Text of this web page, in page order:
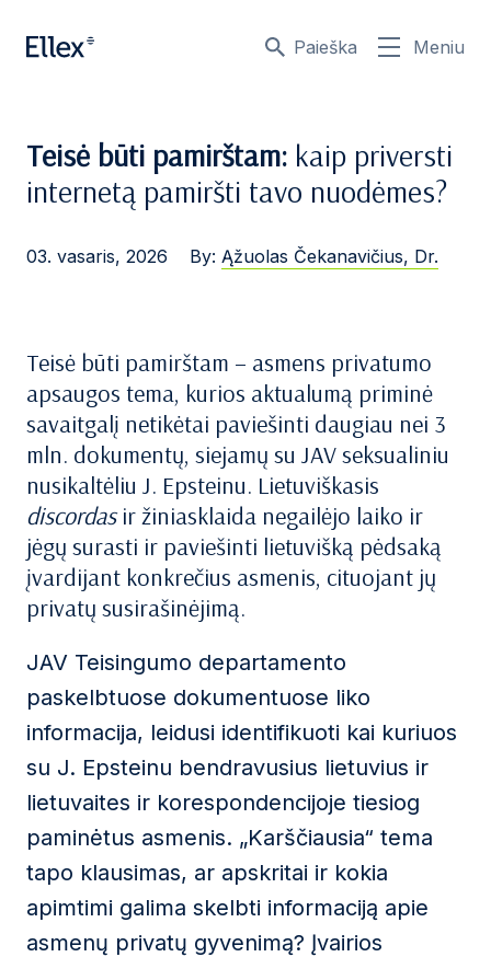
Paieška Meniu
Teisė būti pamirštam: kaip priversti
internetą pamiršti tavo nuodėmes?
03. vasaris, 2026 By: Ąžuolas Čekanavičius, Dr.
Teisė būti pamirštam – asmens privatumo
apsaugos tema, kurios aktualumą priminė
savaitgalį netikėtai paviešinti daugiau nei 3
mln. dokumentų, siejamų su JAV seksualiniu
nusikaltėliu J. Epsteinu. Lietuviškasis
discordasir žiniasklaida negailėjo laiko ir
jėgų surasti ir paviešinti lietuvišką pėdsaką
įvardijant konkrečius asmenis, cituojant jų
privatų susirašinėjimą.
JAV Teisingumo departamento
paskelbtuose dokumentuose liko
informacija, leidusi identifikuoti kai kuriuos
su J. Epsteinu bendravusius lietuvius ir
lietuvaites ir korespondencijoje tiesiog
paminėtus asmenis. „Karščiausia“ tema
tapo klausimas, ar apskritai ir kokia
apimtimi galima skelbti informaciją apie
asmenų privatų gyvenimą? Įvairios